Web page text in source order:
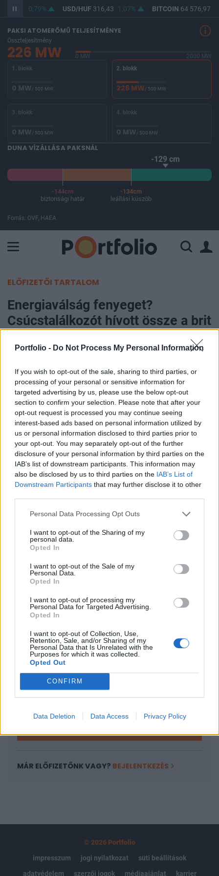
Portfolio - Do Not Process My Personal Information
If you wish to opt-out of the sale, sharing to third parties, or
processing of your personal or sensitive information for
targeted advertising by us, please use the below opt-out
section to confirm your selection. Please note that after your
opt-out request is processed you may continue seeing
interest-based ads based on personal information utilized by
us or personal information disclosed to third parties prior to
your opt-out. You may separately opt-out of the further
disclosure of your personal information by third parties on the
IAB’s list of downstream participants. This information may
also be disclosed by us to third parties on the IAB’s List of
Downstream Participants that may further disclose it to other
Personal Data Processing Opt Outs
I want to opt-out of the Sharing of my
personal data.
Opted In
I want to opt-out of the Sale of my
Personal Data.
Opted In
I want to opt-out of processing my
Personal Data for Targeted Advertising.
Opted In
I want to opt-out of Collection, Use,
Retention, Sale, and/or Sharing of my
Personal Data that Is Unrelated with the
Purposes for which it was collected.
Opted Out
CONFIRM
Data Deletion Data Access Privacy Policy
364,60 0,79% USD/HUF316,43 1,07% BITCOIN64 576,97
PAKSI ATOMERŐMŰ TELJESÍTMÉNYE
Összteljesítmény
226 MW 0 MW
2000 MW
1. blokk
0 MW/ 500 MW
2. blokk
226 MW/ 500 MW
3. blokk
0 MW/ 500 MW
4. blokk
0 MW/ 500 MW
DUNA VÍZÁLLÁSA PAKSNÁL
-129 cm
-144cm
biztonsági határ
-134cm
leállási küszöb
Forrás: OVF, HAEA
ELŐFIZETŐI TARTALOM
Energiaválság fenyeget?
Csúcstalálkozót hívott össze a brit
2025. április 22. 08:39
A világ még nem tanulta meg teljesen az ukrajnai
háború okozta energiaválság tanulságait - mondta
a Nemzetközi Energiaügynökség (IEA) vezetője. A
téma kapcsán most több mint 60 globális vezető
érkezik Londonba, hogy megvitassák az
energiabiztonságról szóló kérdéseket - írja a
Financial Times.
Portfolio Sustainable World 2026. A szektorsemleges
konferencia a zöld gazdasággal kapcsolatos
aktualitásokkal, a legégetőbb beavatkozási gyakorlatokkal
foglalkozik, de emellett helyszíne a Green Awards
díjátadónak is. Részletek a linken.Információ és
jelentkezésSir Keir...
KEDVES OLVASÓNK!
tartozik, melynek olvasása előfizetéses
regisztrációhoz kötött.
Az előfizetés a következőket tartalmazza:
Portfolio.hu teljes cikkarchívum
MÁR ELŐFIZETŐNK VAGY? BEJELENTKEZÉS
© 2026 Portfolio
impresszum
jogi nyilatkozat
süti beállítások
adatvédelem
szerzői jogok médiaajánlat karrier